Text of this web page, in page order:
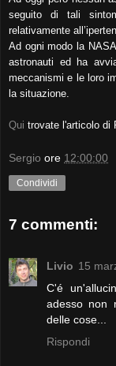
seguito di tali
relativamente
Ad ogni modo la
astronauti ed ha
meccanismi e le loro
la situazione.
Qui trovate l'articolo di
Sergio ore 12:00:00
Condividi
7 commenti:
Livio 15
C'é
adesso non
delle cose...
Rispondi